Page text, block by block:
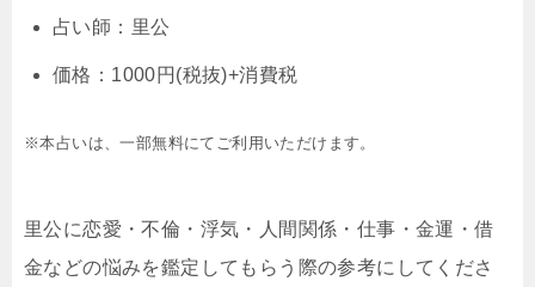
占い師：里公
価格：1000円(税抜)+消費税
※本占いは、一部無料にてご利用いただけます。
里公に恋愛・不倫・浮気・人間関係・仕事・金運・借
金などの悩みを鑑定してもらう際の参考にしてくださ